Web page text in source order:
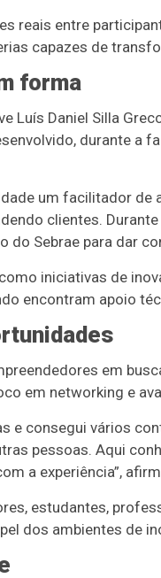
reais entre
capazes de
forma
Luís Daniel Silla
durante a
um facilitador
clientes.
do Sebrae para dar
iniciativas de
encontram apoio
em
em networking e
e consegui vários
pessoas. Aqui
a experiência”,
estudantes,
dos ambientes de